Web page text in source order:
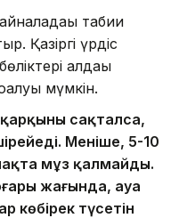
табиғи
Қазіргі үрдіс
алдағы
мүмкін.
сақталса,
Меніңше, 5-10
мұз қалмайды.
жағында, ауа
көбірек түсетін